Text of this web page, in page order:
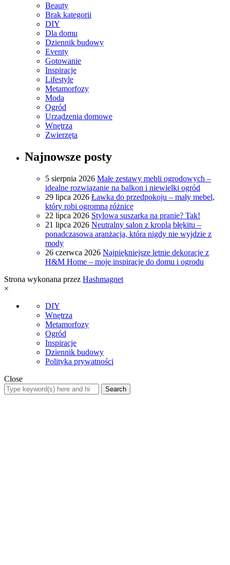
Beauty
Brak kategorii
DIY
Dla domu
Dziennik budowy
Eventy
Gotowanie
Inspiracje
Lifestyle
Metamorfozy
Moda
Ogród
Urządzenia domowe
Wnętrza
Zwierzęta
Najnowsze posty
5 sierpnia 2026 Małe zestawy mebli ogrodowych –
idealne rozwiązanie na balkon i niewielki ogród
29 lipca 2026 Ławka do przedpokoju – mały mebel,
który robi ogromną różnicę
22 lipca 2026 Stylowa suszarka na pranie? Tak!
21 lipca 2026 Neutralny salon z kroplą błękitu –
ponadczasowa aranżacja, która nigdy nie wyjdzie z
mody
26 czerwca 2026 Najpiękniejsze letnie dekoracje z
H&M Home – moje inspiracje do domu i ogrodu
Strona wykonana przez Hashmagnet
×
DIY
Wnętrza
Metamorfozy
Ogród
Inspiracje
Dziennik budowy
Polityka prywatności
Close